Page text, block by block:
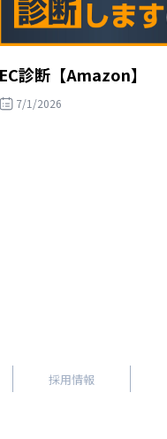
EC診断【Amazon】
7/1/2026
採用情報